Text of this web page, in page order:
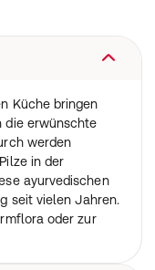
Küche bringen
die erwünschte
werden
in der
ayurvedischen
seit vielen Jahren.
oder zur